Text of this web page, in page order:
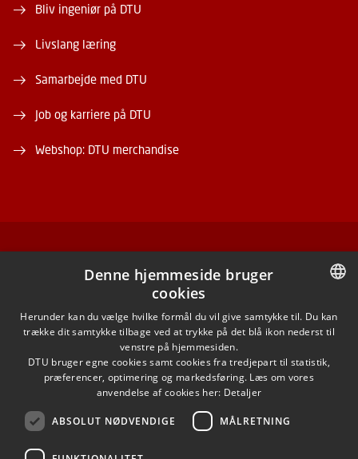
Bliv ingeniør på DTU
Livslang læring
Samarbejde med DTU
Job og karriere på DTU
Webshop: DTU merchandise
INSTAGRAM
LINKEDIN
X
YOUTUBE
DANISH
ENGLISH
Denne hjemmeside bruger
cookies
Herunder kan du vælge hvilke formål du vil give samtykke til. Du kan
trække dit samtykke tilbage ved at trykke på det blå ikon nederst til
venstre på hjemmesiden.
DTU bruger egne cookies samt cookies fra tredjepart til statistik,
præferencer, optimering og markedsføring. Læs om vores
anvendelse af cookies her: Detaljer
ABSOLUT NØDVENDIGE MÅLRETNING